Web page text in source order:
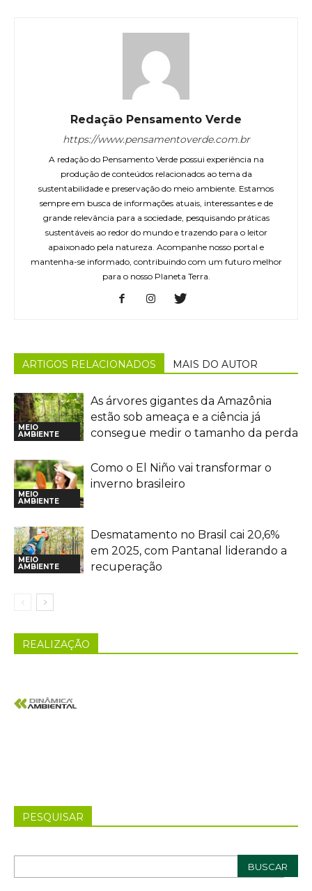
Redação Pensamento Verde
https://www.pensamentoverde.com.br
A redação do Pensamento Verde possui experiência na
produção de conteúdos relacionados ao tema da
sustentabilidade e preservação do meio ambiente. Estamos
sempre em busca de informações atuais, interessantes e de
grande relevância para a sociedade, pesquisando práticas
sustentáveis ao redor do mundo e trazendo para o leitor
apaixonado pela natureza. Acompanhe nosso portal e
mantenha-se informado, contribuindo com um futuro melhor
para o nosso Planeta Terra.
ARTIGOS RELACIONADOS MAIS DO AUTOR
MEIO
AMBIENTE
As árvores gigantes da Amazônia
estão sob ameaça e a ciência já
consegue medir o tamanho da perda
MEIO
AMBIENTE
Como o El Niño vai transformar o
inverno brasileiro
MEIO
AMBIENTE
Desmatamento no Brasil cai 20,6%
em 2025, com Pantanal liderando a
recuperação
REALIZAÇÃO
PESQUISAR